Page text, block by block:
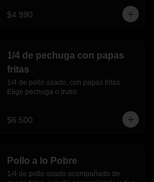
$4.990
1/4 de pechuga con papas
fritas
1/4 de pollo asado, con papas fritas.
Elige pechuga o trutro
$6.500
Pollo a lo Pobre
1/4 de pollo asado acompañado de